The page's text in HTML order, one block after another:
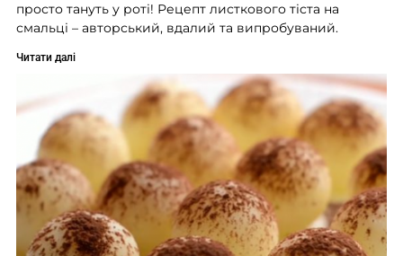
просто тануть у роті! Рецепт листкового тіста на
смальці – авторський, вдалий та випробуваний.
Читати далі